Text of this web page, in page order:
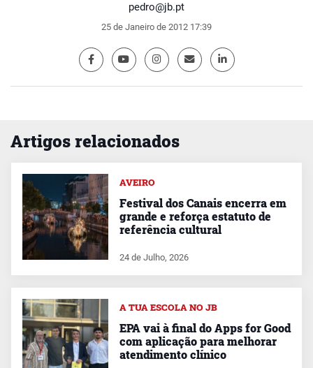
pedro@jb.pt
25 de Janeiro de 2012 17:39
Artigos relacionados
AVEIRO
Festival dos Canais encerra em
grande e reforça estatuto de
referência cultural
24 de Julho, 2026
A TUA ESCOLA NO JB
EPA vai à final do Apps for Good
com aplicação para melhorar
atendimento clínico